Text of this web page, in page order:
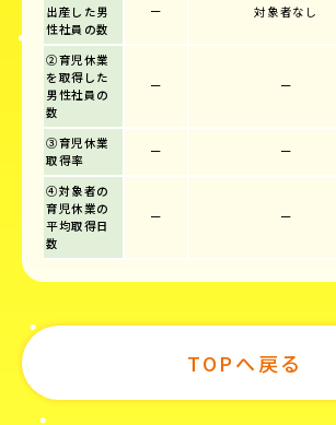
出産した男
性社員の数
ー 対象者なし
②育児休業
を取得した
男性社員の
数
ー ー
③育児休業
取得率
ー ー
④対象者の
育児休業の
平均取得日
数
ー ー
TOPへ戻る